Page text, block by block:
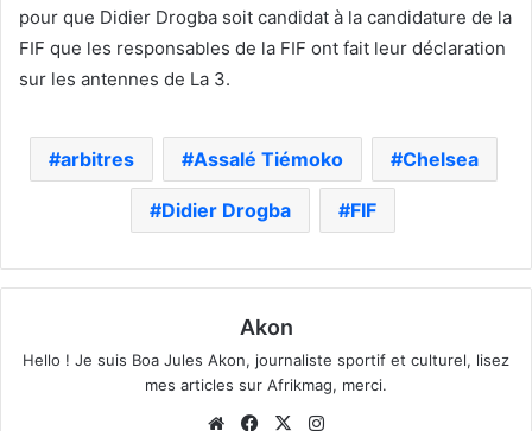
pour que Didier Drogba soit candidat à la candidature de la
FIF que les responsables de la FIF ont fait leur déclaration
sur les antennes de La 3.
arbitres Assalé Tiémoko Chelsea
Didier Drogba FIF
Akon
Hello ! Je suis Boa Jules Akon, journaliste sportif et culturel, lisez
mes articles sur Afrikmag, merci.
WebsiteFacebook
X